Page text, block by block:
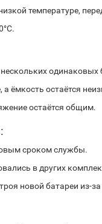
температуре,
одинаковых
ёмкость остаётся
остаётся общим.
сроком службы.
в других
новой батареи из-